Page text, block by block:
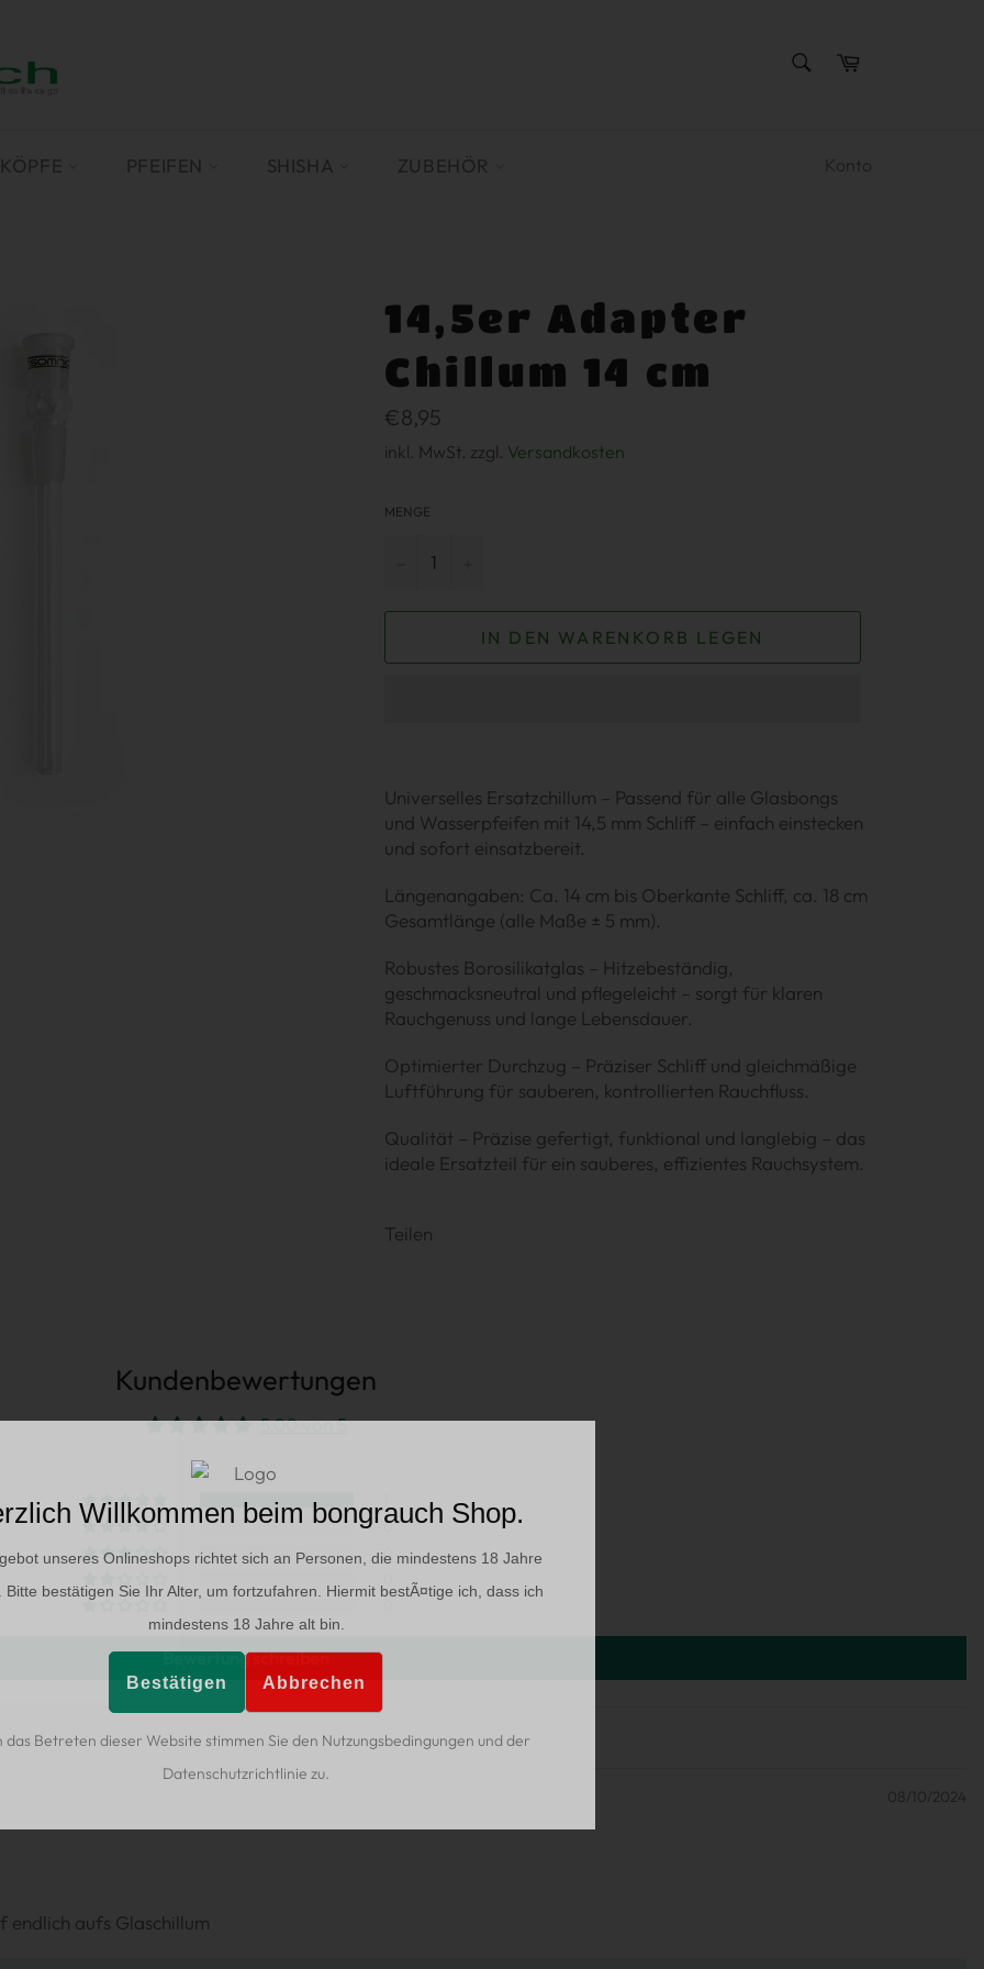
PFEIFEN SHISHA ZUBEHÖR Konto
14,5er Adapter
Chillum 14 cm
Normaler
Preis
€8,95
inkl. MwSt. zzgl. Versandkosten
MENGE
IN DEN WARENKORB LEGEN
Universelles Ersatzchillum – Passend für alle Glasbongs
und Wasserpfeifen mit 14,5 mm Schliff – einfach einstecken
und sofort einsatzbereit.
Längenangaben: Ca. 14 cm bis Oberkante Schliff, ca. 18 cm
Gesamtlänge (alle Maße ± 5 mm).
Robustes Borosilikatglas – Hitzebeständig,
geschmacksneutral und pflegeleicht – sorgt für klaren
Rauchgenuss und lange Lebensdauer.
Optimierter Durchzug – Präziser Schliff und gleichmäßige
Luftführung für sauberen, kontrollierten Rauchfluss.
Qualität – Präzise gefertigt, funktional und langlebig – das
ideale Ersatzteil für ein sauberes, effizientes Rauchsystem.
Teilen
Kundenbewertungen
5.00 von 5
0
0
Bewertung schreiben
08/10/2024
aufs Glaschillum
Willkommen beim bongrauch Shop.
unseres Onlineshops richtet sich an Personen, die mindestens 18 Jahre
Bitte bestätigen Sie Ihr Alter, um fortzufahren. Hiermit bestÃ¤tige ich, dass ich
mindestens 18 Jahre alt bin.
Bestätigen Abbrechen
das Betreten dieser Website stimmen Sie den Nutzungsbedingungen und der
Datenschutzrichtlinie zu.